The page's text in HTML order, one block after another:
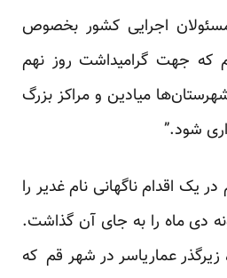
مسئولان اجرایی کشور بخصوص
که جهت گرامیداشت روز نهم
میادین و مراکز بزرگ
شود.”
یک اقدام ناگهانی نام غدیر را
دی ماه را به جای آن گذاشت.
زیرگذر عماریاسر در شهر قم که